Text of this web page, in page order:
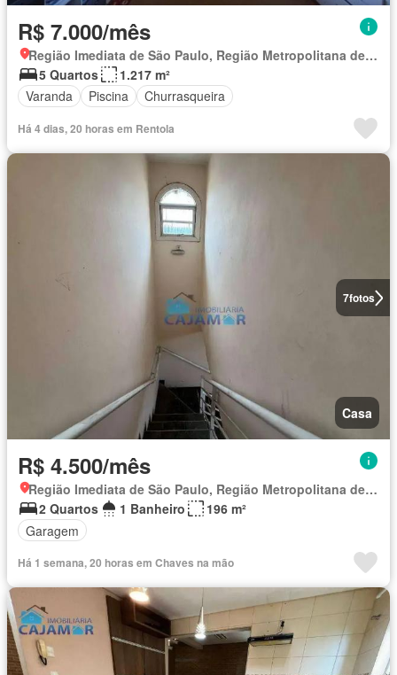
R$ 7.000/mês
Região Imediata de São Paulo, Região Metropolitana de São Paulo
5 Quartos
1.217 m²
Varanda
Piscina Churrasqueira
Há 4 dias, 20 horas em Rentola
7fotos
Casa
R$ 4.500/mês
Região Imediata de São Paulo, Região Metropolitana de São Paulo
2 Quartos
1 Banheiro
196 m²
Garagem
Há 1 semana, 20 horas em Chaves na mão